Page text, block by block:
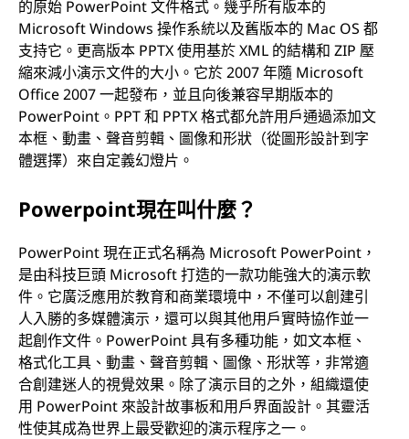
的原始 PowerPoint 文件格式。幾乎所有版本的
Microsoft Windows 操作系統以及舊版本的 Mac OS 都
支持它。更高版本 PPTX 使用基於 XML 的結構和 ZIP 壓
縮來減小演示文件的大小。它於 2007 年隨 Microsoft
Office 2007 一起發布，並且向後兼容早期版本的
PowerPoint。PPT 和 PPTX 格式都允許用戶通過添加文
本框、動畫、聲音剪輯、圖像和形狀（從圖形設計到字
體選擇）來自定義幻燈片。
Powerpoint現在叫什麼？
PowerPoint 現在正式名稱為 Microsoft PowerPoint，
是由科技巨頭 Microsoft 打造的一款功能強大的演示軟
件。它廣泛應用於教育和商業環境中，不僅可以創建引
人入勝的多媒體演示，還可以與其他用戶實時協作並一
起創作文件。PowerPoint 具有多種功能，如文本框、
格式化工具、動畫、聲音剪輯、圖像、形狀等，非常適
合創建迷人的視覺效果。除了演示目的之外，組織還使
用 PowerPoint 來設計故事板和用戶界面設計。其靈活
性使其成為世界上最受歡迎的演示程序之一。